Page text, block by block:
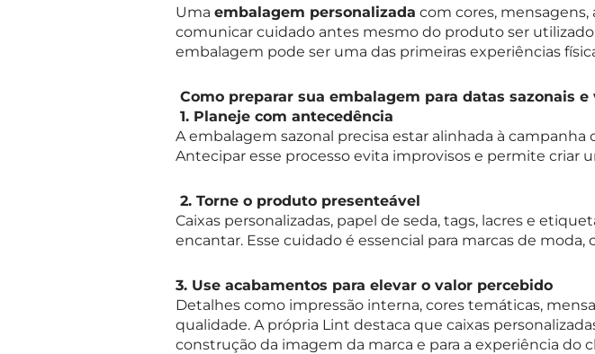
Umaembalagem personalizada com cores,
comunicar cuidado antes mesmo do produto ser
embalagem pode ser uma das primeiras experiências
Como preparar sua embalagem para datas sazonais e
1. Planeje com antecedência
A embalagem sazonal precisa estar alinhada à
Antecipar esse processo evita improvisos e permite criar
2.Torne o produto presenteável
Caixas personalizadas, papel de seda, tags, lacres e
encantar. Esse cuidado é essencial para marcas de
3. Use acabamentos para elevar o valor percebido
Detalhes como impressão interna, cores temáticas,
qualidade. A própria Lint destaca que caixas
construção da imagem da marca e para a experiência do